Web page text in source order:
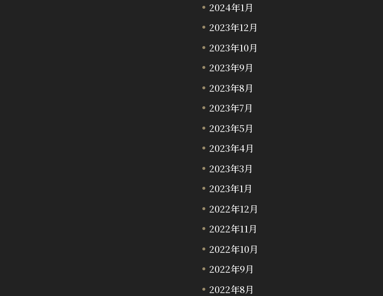
2024年1月
2023年12月
2023年10月
2023年9月
2023年8月
2023年7月
2023年5月
2023年4月
2023年3月
2023年1月
2022年12月
2022年11月
2022年10月
2022年9月
2022年8月